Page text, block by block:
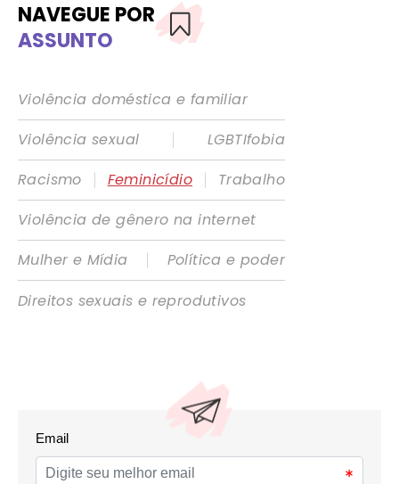
NAVEGUE POR
ASSUNTO
Violência doméstica e familiar
Violência sexual
|
LGBTIfobia
Racismo
| Feminicídio |
Trabalho
Violência de gênero na internet
Mulher e Mídia
|
Política e poder
Direitos sexuais e reprodutivos